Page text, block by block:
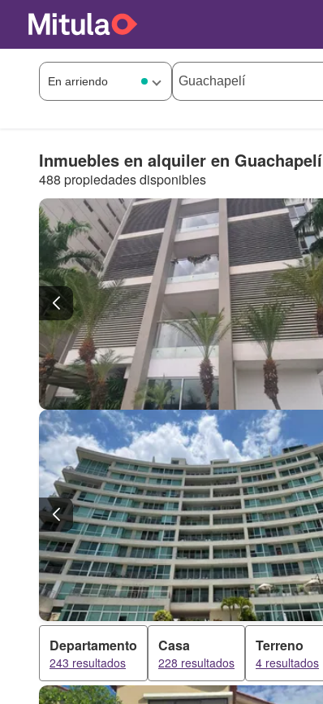
Inmuebles en alquiler en Guachapelí
488 propiedades disponibles
Departamento
243 resultados
Casa
228 resultados
Terreno
4 resultados